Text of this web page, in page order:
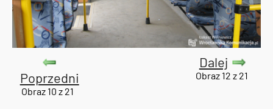
Poprzedni
Obraz 10 z 21
Dalej
Obraz 12 z 21